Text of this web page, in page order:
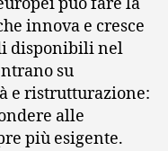
può fare la
innova e cresce
disponibili nel
su
e ristrutturazione:
alle
più esigente.